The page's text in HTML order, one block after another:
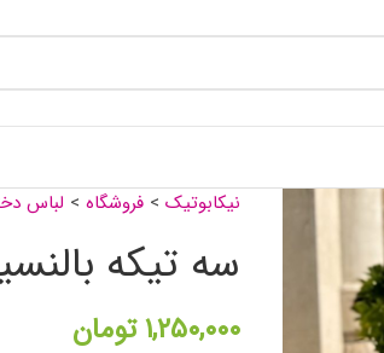
نیکابوتیک> فروشگاه> لباس
سه تیکه
۱,۲۵۰,۰۰۰تومان